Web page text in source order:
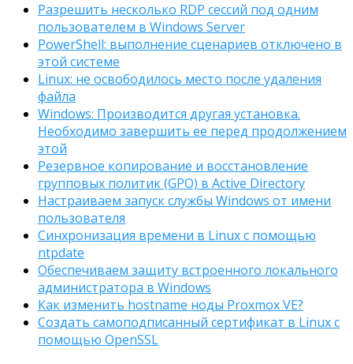
Разрешить несколько RDP сессий под одним
пользователем в Windows Server
PowerShell: выполнение сценариев отключено в
этой системе
Linux: не освободилось место после удаления
файла
Windows: Производится другая установка.
Необходимо завершить ее перед продолжением
этой
Резервное копирование и восстановление
групповых политик (GPO) в Active Directory
Настраиваем запуск службы Windows от имени
пользователя
Синхронизация времени в Linux с помощью
ntpdate
Обеспечиваем защиту встроенного локального
администратора в Windows
Как изменить hostname ноды Proxmox VE?
Создать самоподписанный сертификат в Linux с
помощью OpenSSL